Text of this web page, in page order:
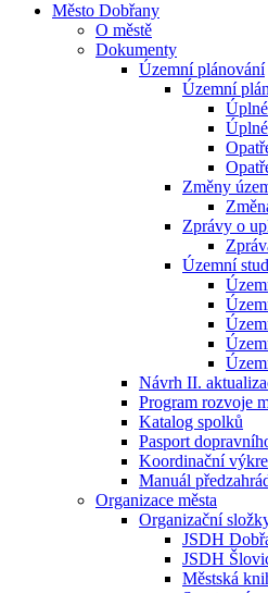
Město Dobřany
O městě
Dokumenty
Územní plánování
Územní
Změny
Zprávy o
Územní
Návrh II.
Program rozvoje
Katalog spolků
Pasport
Koordinační
Manuál
Organizace města
Organizační
JSDH
JSDH
Městská